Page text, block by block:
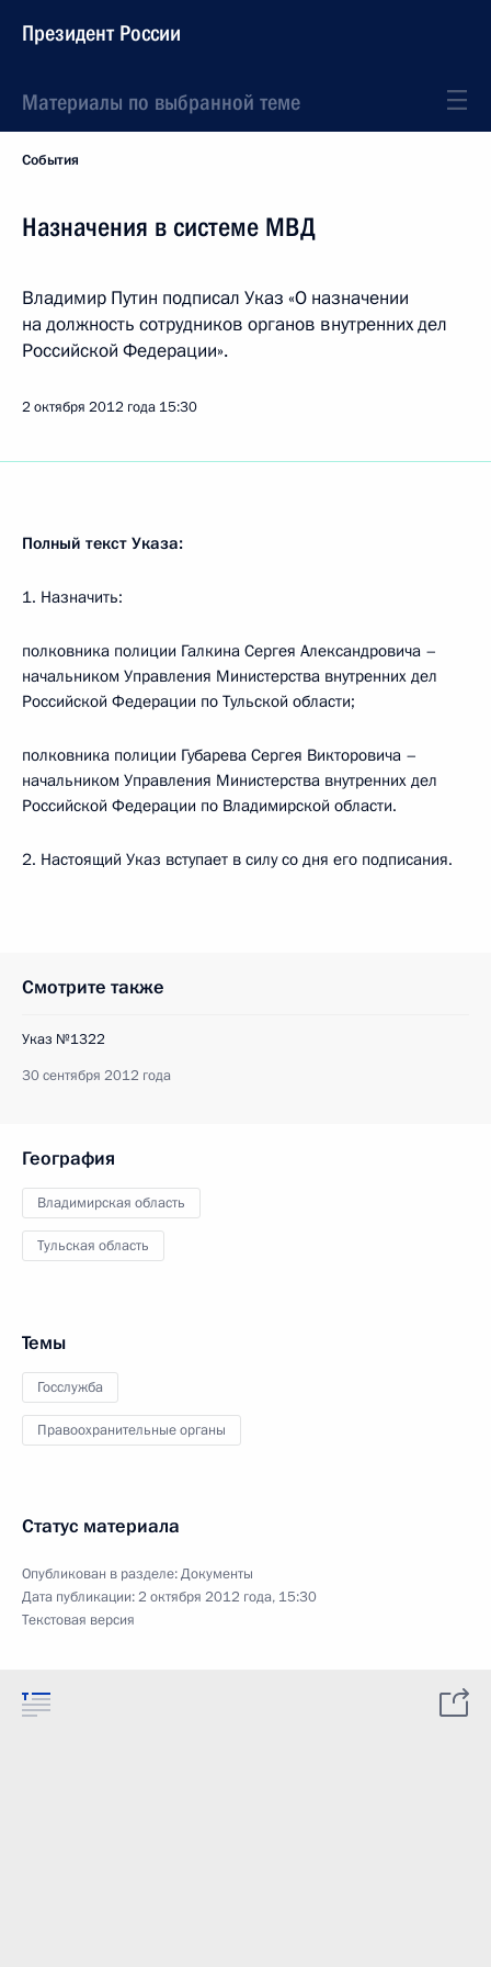
Президент России
Материалы по выбранной теме
События
Назначения в системе МВД
Владимир Путин подписал Указ «О назначении
на должность сотрудников органов внутренних дел
Российской Федерации».
2 октября 2012 года 15:30
Полный текст Указа:
1. Назначить:
полковника полиции Галкина Сергея Александровича –
начальником Управления Министерства внутренних дел
Российской Федерации по Тульской области;
полковника полиции Губарева Сергея Викторовича –
начальником Управления Министерства внутренних дел
Российской Федерации по Владимирской области.
2. Настоящий Указ вступает в силу со дня его подписания.
Смотрите также
Указ №1322
30 сентября 2012 года
География
Владимирская область
Тульская область
Темы
Госслужба
Правоохранительные органы
Статус материала
Опубликован в разделе:Документы
Дата публикации:2 октября 2012 года, 15:30
Текстовая версия